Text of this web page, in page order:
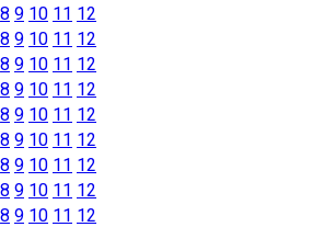
8 9 10 11 12
8 9 10 11 12
8 9 10 11 12
8 9 10 11 12
8 9 10 11 12
8 9 10 11 12
8 9 10 11 12
8 9 10 11 12
8 9 10 11 12